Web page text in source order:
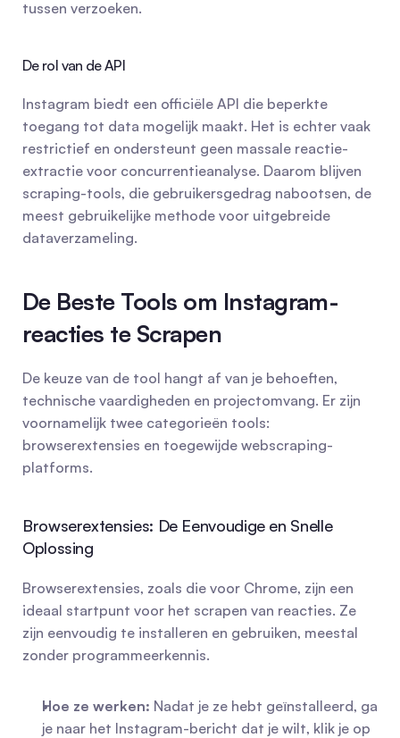
tussen verzoeken.
De rol van de API
Instagram biedt een officiële API die beperkte
toegang tot data mogelijk maakt. Het is echter vaak
restrictief en ondersteunt geen massale reactie-
extractie voor concurrentieanalyse. Daarom blijven
scraping-tools, die gebruikersgedrag nabootsen, de
meest gebruikelijke methode voor uitgebreide
dataverzameling.
De Beste Tools om Instagram-
reacties te Scrapen
De keuze van de tool hangt af van je behoeften,
technische vaardigheden en projectomvang. Er zijn
voornamelijk twee categorieën tools:
browserextensies en toegewijde webscraping-
platforms.
Browserextensies: De Eenvoudige en Snelle
Oplossing
Browserextensies, zoals die voor Chrome, zijn een
ideaal startpunt voor het scrapen van reacties. Ze
zijn eenvoudig te installeren en gebruiken, meestal
zonder programmeerkennis.
Hoe ze werken: Nadat je ze hebt geïnstalleerd, ga
je naar het Instagram-bericht dat je wilt, klik je op